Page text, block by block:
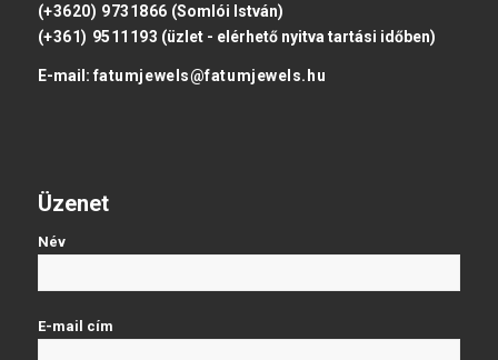
(+3620) 9731866 (Somlói István)
(+361) 9511193 (üzlet - elérhető nyitva tartási időben)
E-mail: fatumjewels@fatumjewels.hu
Üzenet
Név
E-mail cím